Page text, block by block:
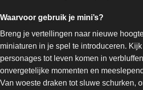
Waarvoor gebruik je mini’s?
Breng je vertellingen naar nieuwe
miniaturen in je spel te introduceren.
personages tot leven komen in
onvergetelijke momenten en
Van woeste draken tot sluwe schurken,